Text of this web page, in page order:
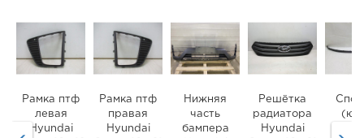
Рамка птф
левая
Hyundai
Рамка птф
правая
Hyundai
Нижняя
часть
бампера
Решётка
радиатора
Hyundai